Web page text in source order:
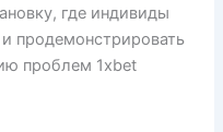
где индивиды
продемонстрировать
проблем 1xbet